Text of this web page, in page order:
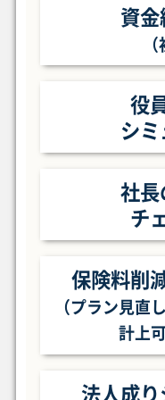
資
役
シ
社
チ
保険料削
（プラン見直
計上
法人成